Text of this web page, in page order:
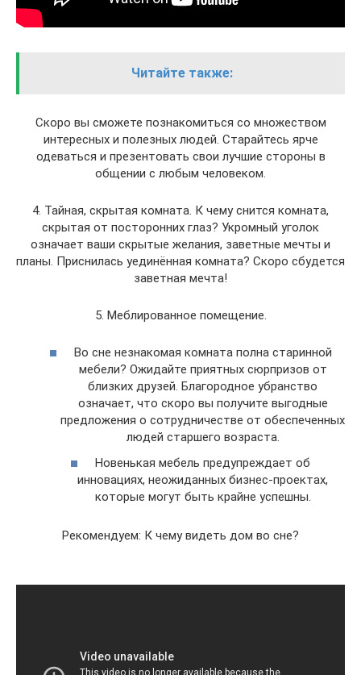
Читайте также:
Скоро вы сможете познакомиться со множеством
интересных и полезных людей. Старайтесь ярче
одеваться и презентовать свои лучшие стороны в
общении с любым человеком.
4. Тайная, скрытая комната. К чему снится комната,
скрытая от посторонних глаз? Укромный уголок
означает ваши скрытые желания, заветные мечты и
планы. Приснилась уединённая комната? Скоро сбудется
заветная мечта!
5. Меблированное помещение.
Во сне незнакомая комната полна старинной
мебели? Ожидайте приятных сюрпризов от
близких друзей. Благородное убранство
означает, что скоро вы получите выгодные
предложения о сотрудничестве от обеспеченных
людей старшего возраста.
Новенькая мебель предупреждает об
инновациях, неожиданных бизнес-проектах,
которые могут быть крайне успешны.
Рекомендуем: К чему видеть дом во сне?